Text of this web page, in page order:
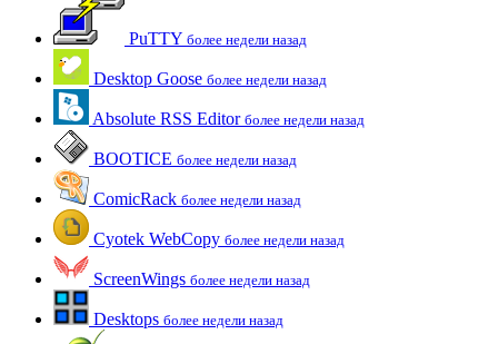
PuTTY более недели назад
Desktop Goose более недели назад
Absolute RSS Editor более недели назад
BOOTICE более недели назад
ComicRack более недели назад
Cyotek WebCopy более недели назад
ScreenWings более недели назад
Desktops более недели назад